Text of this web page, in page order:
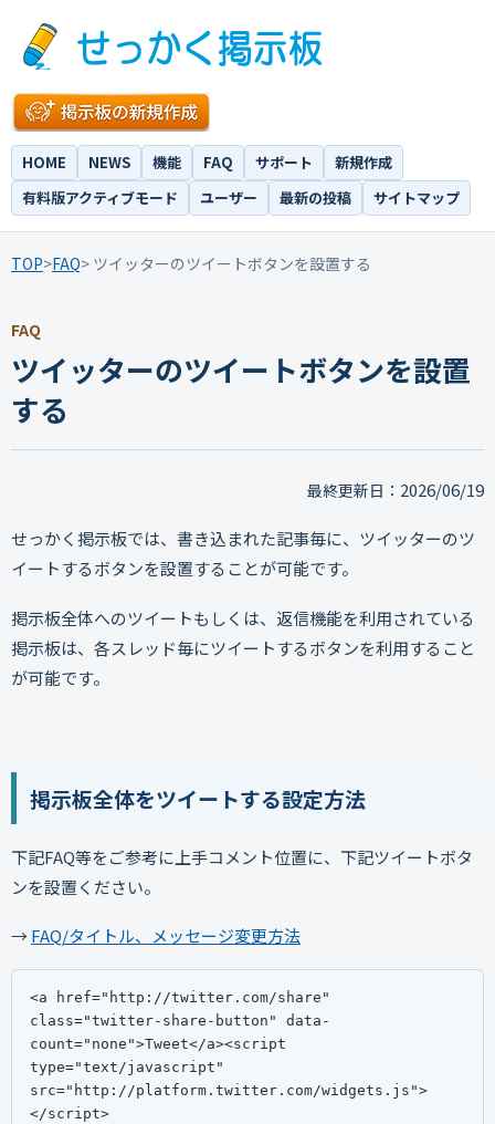
HOME NEWS 機能 FAQ サポート
新規作成
有料版アクティブモード
ユーザー 最新の投稿 サイトマップ
TOP>FAQ> ツイッターのツイートボタンを設置する
FAQ
ツイッターのツイートボタンを設置
する
最終更新日： 2026/06/19
せっかく掲示板では、書き込まれた記事毎に、ツイッターのツ
イートするボタンを設置することが可能です。
掲示板全体へのツイートもしくは、返信機能を利用されている
掲示板は、各スレッド毎にツイートするボタンを利用すること
が可能です。
掲示板全体をツイートする設定方法
下記FAQ等をご参考に上手コメント位置に、下記ツイートボタ
ンを設置ください。
→FAQ/タイトル、メッセージ変更方法
<a href="http://twitter.com/share"
class="twitter-share-button" data-
count="none">Tweet</a><script
type="text/javascript"
src="http://platform.twitter.com/widgets.js">
</script>